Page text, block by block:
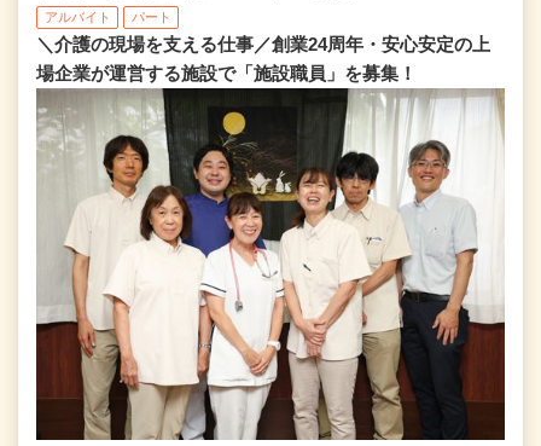
アルバイト パート
＼介護の現場を支える仕事／創業24周年・安心安定の上
場企業が運営する施設で「施設職員」を募集！